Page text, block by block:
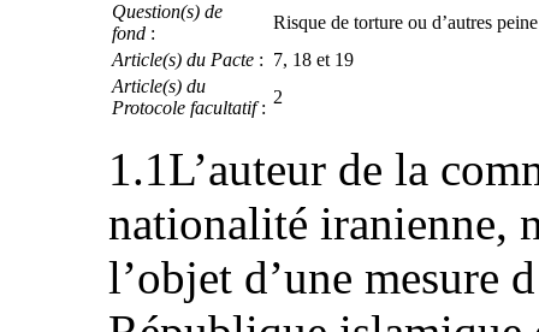
Question(s) de
fond :
Risque de torture ou d’autres
Article(s) du Pacte : 7, 18 et 19
Article(s) du
Protocole facultatif:
2
1.1L’auteur de la
nationalité iranienne,
l’objet d’une mesure